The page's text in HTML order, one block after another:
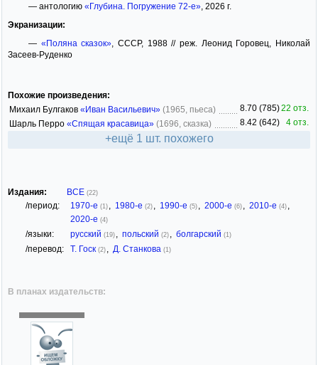
— антологию «Глубина. Погружение 72-е», 2026 г.
Экранизации:
— «Поляна сказок» , СССР, 1988 // реж. Леонид Горовец, Николай
Засеев-Руденко
Похожие произведения:
Михаил Булгаков «Иван Васильевич» (1965, пьеса) 8.70 (785)22 отз.
Шарль Перро «Спящая красавица» (1696, сказка) 8.42 (642) 4 отз.
+ещё 1 шт. похожего
Издания: ВСЕ (22)
/период: 1970-е (1) , 1980-е (2) , 1990-е (5) , 2000-е (6) , 2010-е (4) ,
2020-е (4)
/языки: русский (19) , польский (2) , болгарский (1)
/перевод: Т. Госк (2) , Д. Станкова (1)
В планах издательств: